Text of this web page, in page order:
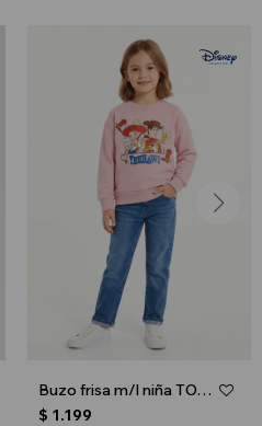
Buzo frisa m/l niña TOY STORY - Rosa
$ 1.199